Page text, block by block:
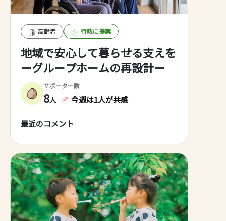
高齢者 行政に提案
地域で安心して暮らせる支えを
ーグループホームの再設計ー
サポーター数
8人 今週は1人が共感
最近のコメント